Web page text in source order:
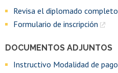
Revisa el diplomado completo
Formulario de inscripción
DOCUMENTOS ADJUNTOS
Instructivo Modalidad de pago